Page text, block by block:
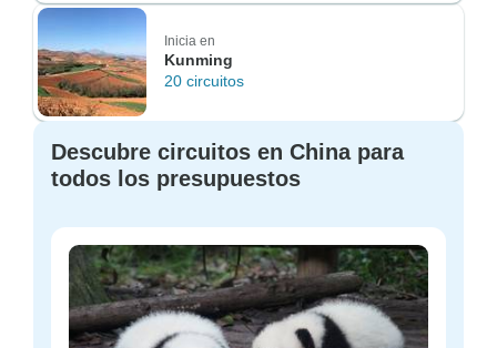
Inicia en
Kunming
20 circuitos
Descubre circuitos en China para
todos los presupuestos